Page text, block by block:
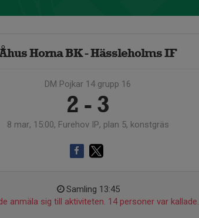
Horna BK - Hässleholms IF
DM Pojkar 14 grupp 16
2 - 3
8 mar, 15:00, Furehov IP, plan 5, konstgräs
Samling 13:45
anmäla sig till aktiviteten. 14 personer var kallade.